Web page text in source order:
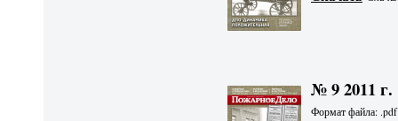
№ 9 2011 г.
Формат файла: .pdf